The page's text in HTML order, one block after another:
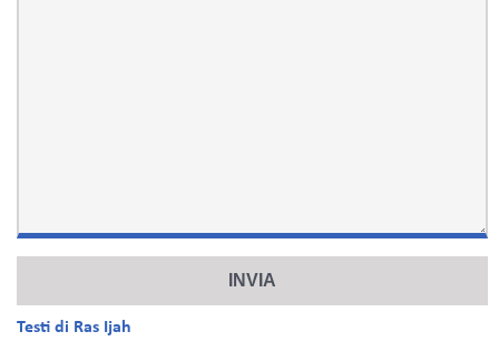
Testi di Ras Ijah